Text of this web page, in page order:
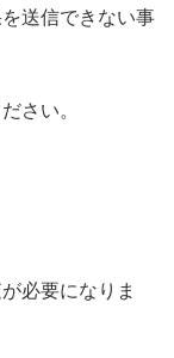
送信できない事
さい。
必要になりま